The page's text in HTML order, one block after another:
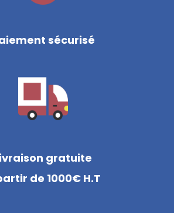
sécurisé
gratuite
de 1000€ H.T